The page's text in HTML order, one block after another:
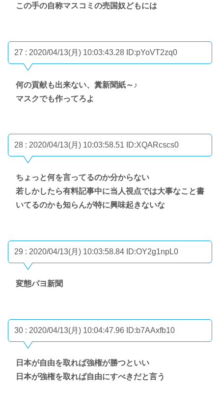
この手の自称マスコミの売国奴どもには
27 : 2020/04/13(月) 10:03:43.28 ID:pYoVT2zq0
何の貢献も出来ない、糞新聞紙～♪
マスクでも作ってろよ
28 : 2020/04/13(月) 10:03:58.51 ID:XQARcscs0
ちょっと何を言ってるのか分からない
若しかしたら有料記事中に当人視点では大事なこと書
いてるのかも知らんが特に興味起きないな
29 : 2020/04/13(月) 10:03:58.84 ID:OY2g1npL0
変態パヨ新聞
30 : 2020/04/13(月) 10:04:47.96 ID:b7AAxfb10
日本が自由を取れば強権が勝つといい
日本が強権を取れば自由にすべきだと言う